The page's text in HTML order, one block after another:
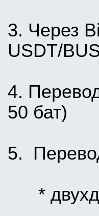
3. Через
USDT/
4.
50 бат)
5.
*